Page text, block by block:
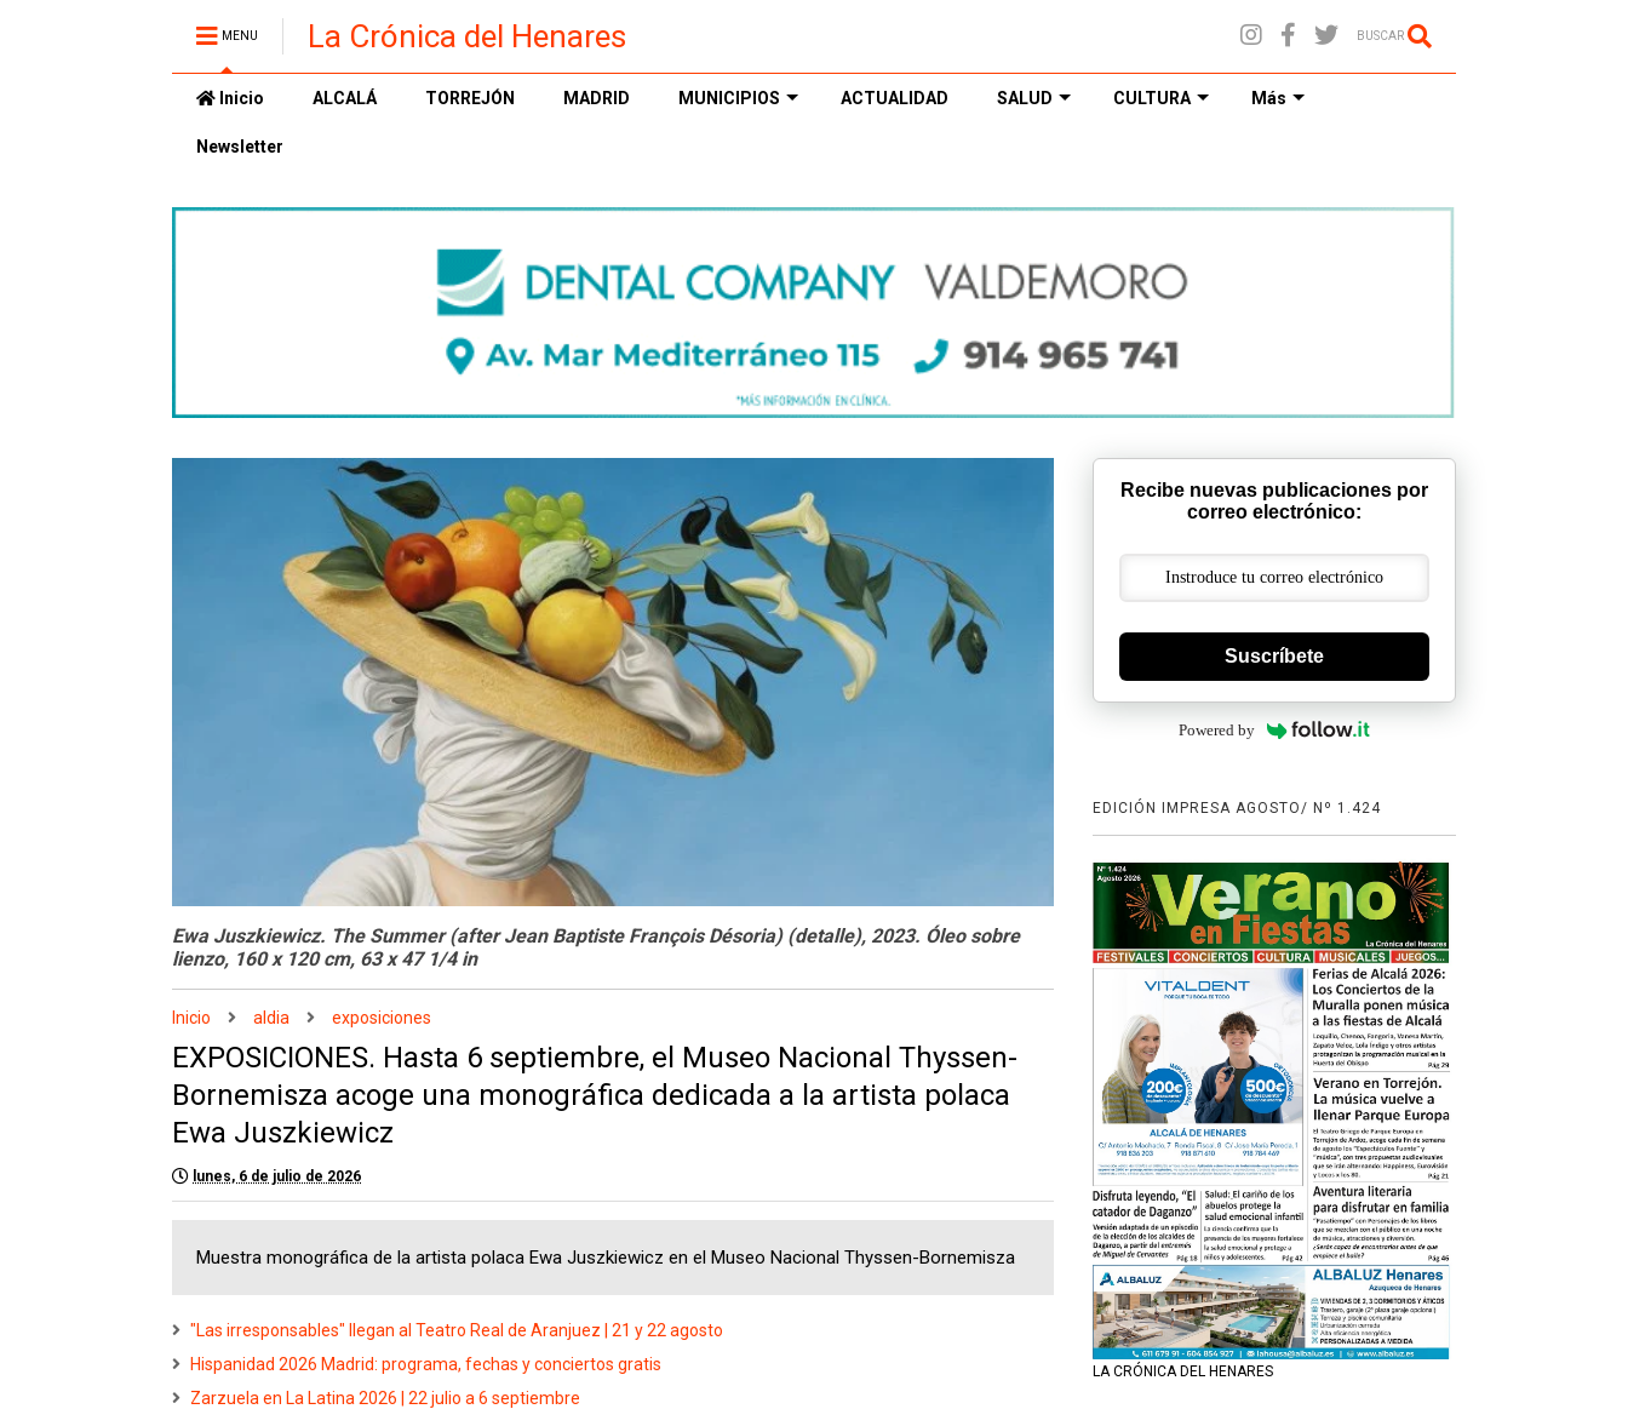
MENU La Crónica del Henares BUSCAR
Inicio ALCALÁ TORREJÓN MADRID MUNICIPIOS ACTUALIDAD SALUD CULTURA Más
Newsletter
Ewa Juszkiewicz. The Summer (after Jean Baptiste François Désoria) (detalle), 2023. Óleo sobre
lienzo, 160 x 120 cm, 63 x 47 1/4 in
Inicio aldia exposiciones
EXPOSICIONES. Hasta 6 septiembre, el Museo Nacional Thyssen-
Bornemisza acoge una monográfica dedicada a la artista polaca
Ewa Juszkiewicz
lunes, 6 de julio de 2026
Muestra monográfica de la artista polaca Ewa Juszkiewicz en el Museo Nacional Thyssen-Bornemisza
"Las irresponsables" llegan al Teatro Real de Aranjuez | 21 y 22 agosto
Hispanidad 2026 Madrid: programa, fechas y conciertos gratis
Zarzuela en La Latina 2026 | 22 julio a 6 septiembre
Recibe nuevas publicaciones por
correo electrónico:
Suscríbete
Powered by
EDICIÓN IMPRESA AGOSTO/ Nº 1.424
LA CRÓNICA DEL HENARES